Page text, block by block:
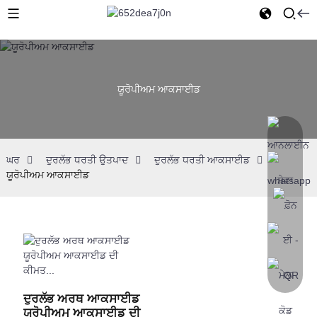
ਯੂਰੋਪੀਅਮ ਆਕਸਾਈਡ
ਘਰ ਦੁਰਲੱਭ ਧਰਤੀ ਉਤਪਾਦ
ਦੁਰਲੱਭ ਧਰਤੀ ਆਕਸਾਈਡ
ਯੂਰੋਪੀਅਮ ਆਕਸਾਈਡ
ਦੁਰਲੱਭ ਅਰਥ ਆਕਸਾਈਡ
ਯੂਰੋਪੀਅਮ ਆਕਸਾਈਡ ਦੀ